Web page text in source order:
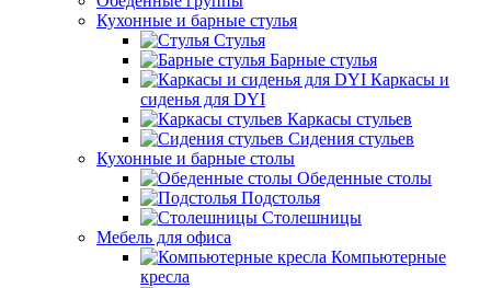
Кухонные и барные стулья
Стулья
Барные стулья
Каркасы и
сиденья для DYI
Каркасы стульев
Сидения стульев
Кухонные и барные столы
Обеденные столы
Подстолья
Столешницы
Мебель для офиса
Компьютерные
кресла